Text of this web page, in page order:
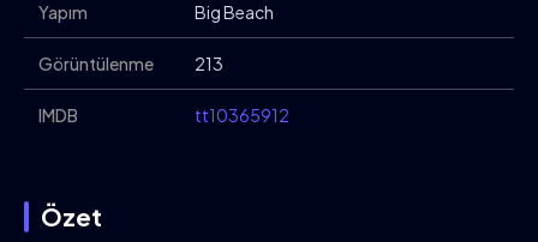
Yapım Big Beach
Görüntülenme 213
IMDB tt10365912
Özet